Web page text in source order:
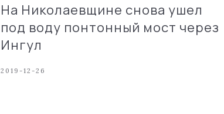
На Николаевщине снова ушел
под воду понтонный мост через
Ингул
2019-12-26